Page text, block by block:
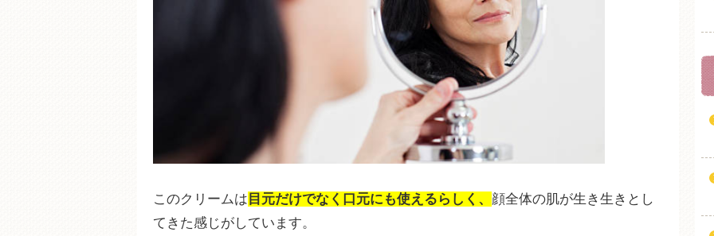
このクリームは 目元だけでなく口元にも使えるらしく、 顔全体の肌が生き生きとし
てきた感じがしています。